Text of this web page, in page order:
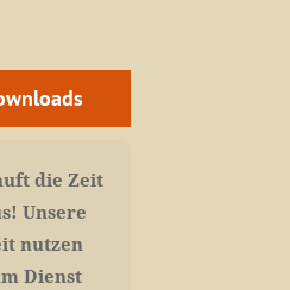
die Zeit
Unsere
nutzen
Dienst